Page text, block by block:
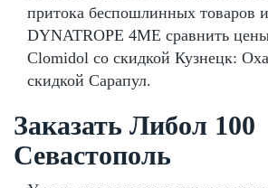
притока беспошлинных товаров
DYNATROPE 4ME сравнить
Clomidol со скидкой Кузнецк:
скидкой Сарапул.
Заказать Либол 100
Севастополь